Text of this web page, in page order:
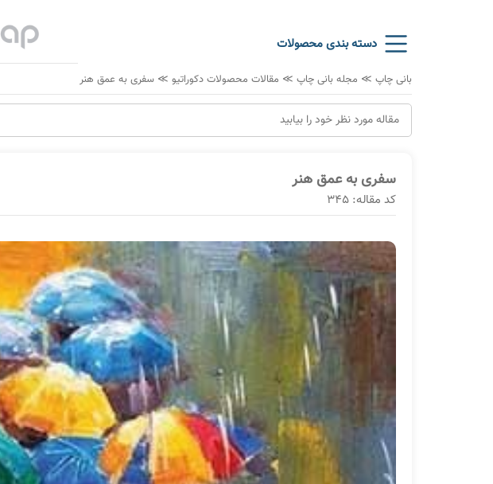
دسته بندی محصولات
بانی چاپ ≫ مجله بانی چاپ ≫ مقالات محصولات دکوراتیو ≫ سفری به عمق هنر
سفری به عمق هنر
کد مقاله: 345